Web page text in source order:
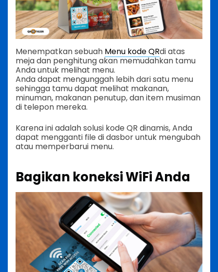
Menempatkan sebuah Menu kode QRdi atas
meja dan penghitung akan memudahkan tamu
Anda untuk melihat menu.
Anda dapat mengunggah lebih dari satu menu
sehingga tamu dapat melihat makanan,
minuman, makanan penutup, dan item musiman
di telepon mereka.
Karena ini adalah solusi kode QR dinamis, Anda
dapat mengganti file di dasbor untuk mengubah
atau memperbarui menu.
Bagikan koneksi WiFi Anda